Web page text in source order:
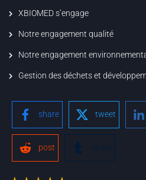
XBIOMED s’engage
Notre engagement qualité
Notre engagement
Gestion des déchets et
share tweet
post share